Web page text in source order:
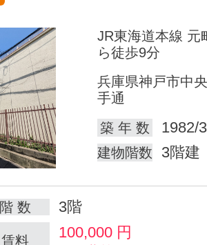
JR東海道本線 元
ら徒歩9分
兵庫県神戸市中
手通
築 年 数
1982/
建物階数 3階建
階 数 3階
賃料 100,000 円